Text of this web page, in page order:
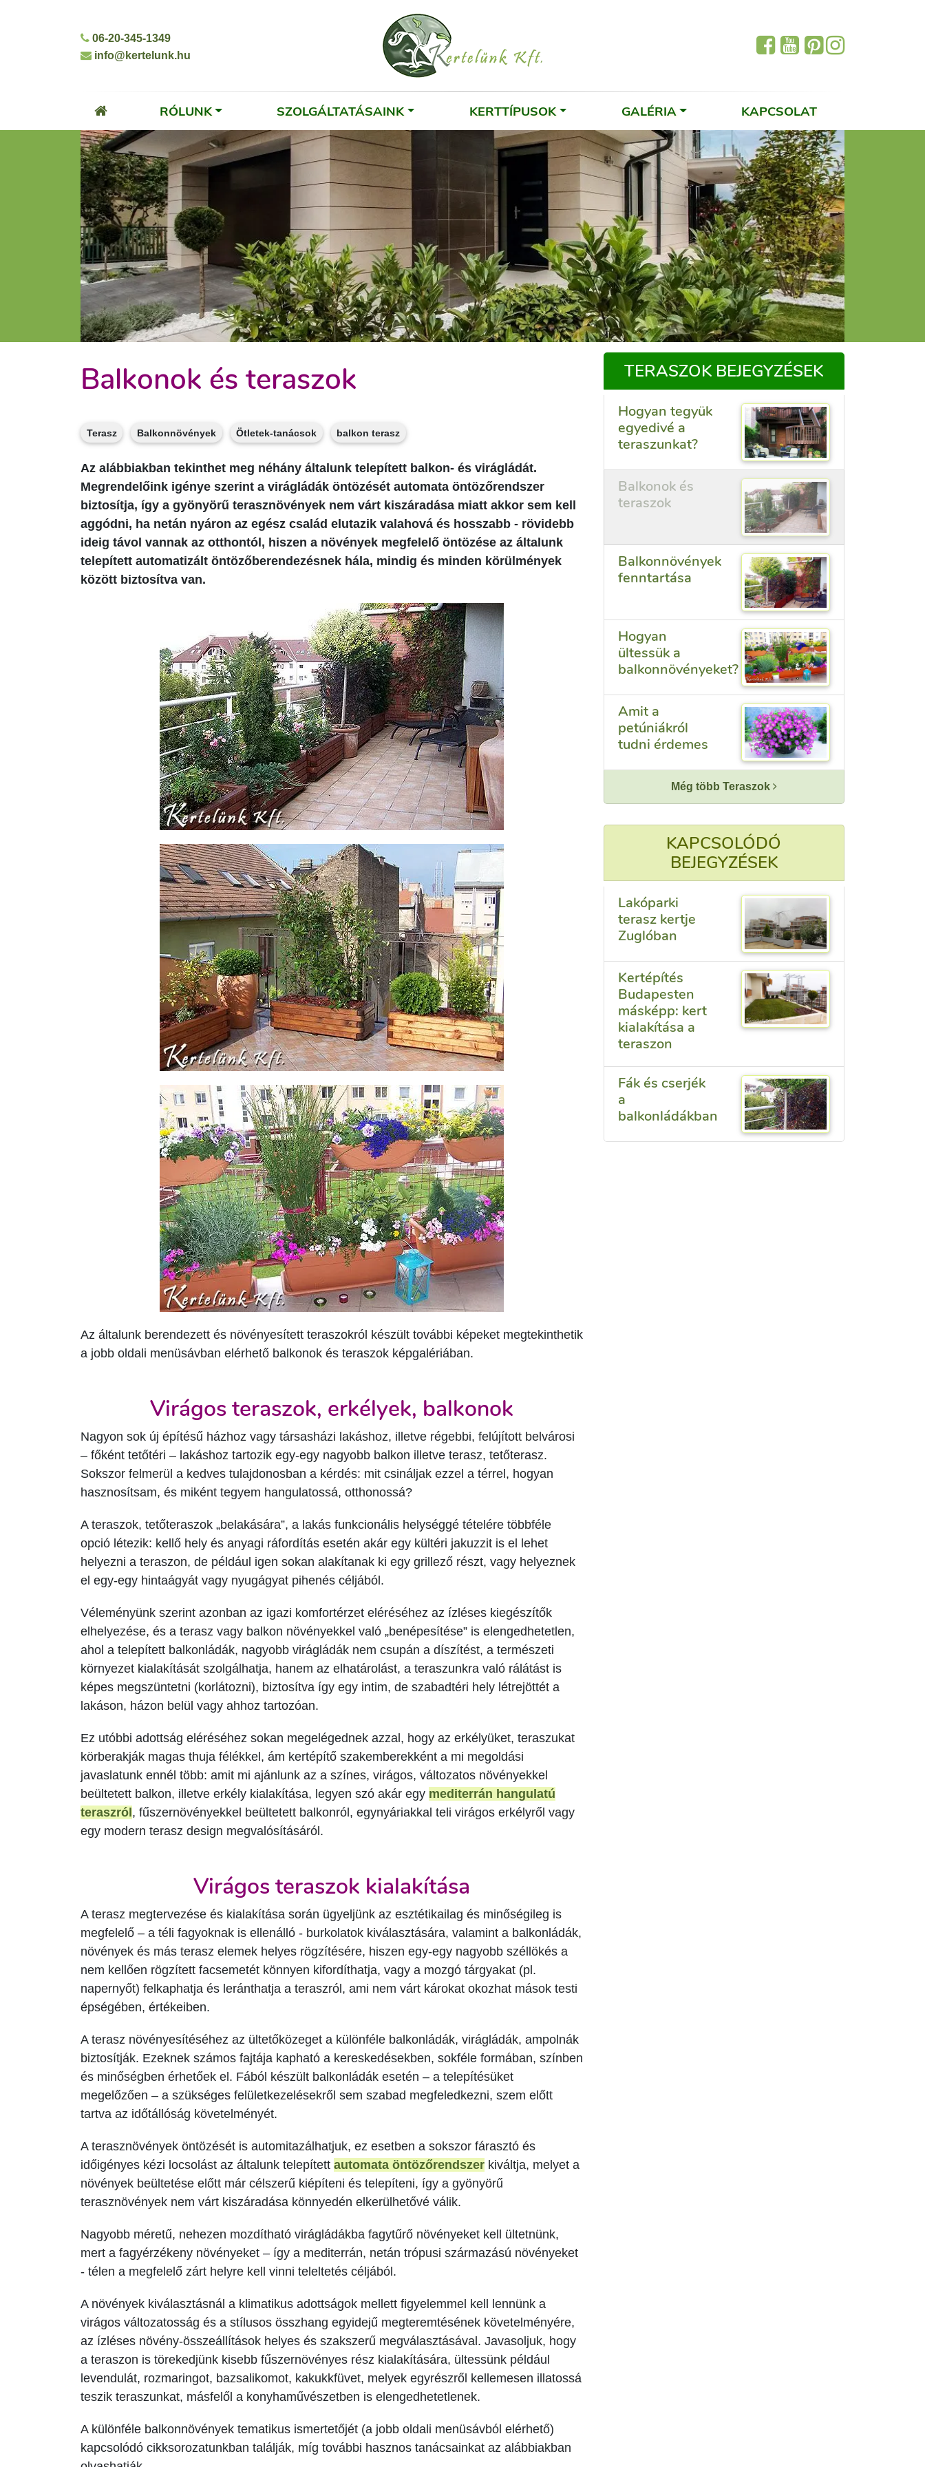
06-20-345-1349
info@kertelunk.hu
RÓLUNK SZOLGÁLTATÁSAINK KERTTÍPUSOK GALÉRIA KAPCSOLAT
Balkonok és teraszok
Terasz Balkonnövények Ötletek-tanácsok balkon terasz
Az alábbiakban tekinthet meg néhány általunk telepített balkon- és virágládát.
Megrendelőink igénye szerint a virágládák öntözését automata öntözőrendszer
biztosítja, így a gyönyörű terasznövények nem várt kiszáradása miatt akkor sem kell
aggódni, ha netán nyáron az egész család elutazik valahová és hosszabb - rövidebb
ideig távol vannak az otthontól, hiszen a növények megfelelő öntözése az általunk
telepített automatizált öntözőberendezésnek hála, mindig és minden körülmények
között biztosítva van.
Az általunk berendezett és növényesített teraszokról készült további képeket megtekinthetik
a jobb oldali menüsávban elérhető balkonok és teraszok képgalériában.
Virágos teraszok, erkélyek, balkonok
Nagyon sok új építésű házhoz vagy társasházi lakáshoz, illetve régebbi, felújított belvárosi
– főként tetőtéri – lakáshoz tartozik egy-egy nagyobb balkon illetve terasz, tetőterasz.
Sokszor felmerül a kedves tulajdonosban a kérdés: mit csináljak ezzel a térrel, hogyan
hasznosítsam, és miként tegyem hangulatossá, otthonossá?
A teraszok, tetőteraszok „belakására”, a lakás funkcionális helységgé tételére többféle
opció létezik: kellő hely és anyagi ráfordítás esetén akár egy kültéri jakuzzit is el lehet
helyezni a teraszon, de például igen sokan alakítanak ki egy grillező részt, vagy helyeznek
el egy-egy hintaágyát vagy nyugágyat pihenés céljából.
Véleményünk szerint azonban az igazi komfortérzet eléréséhez az ízléses kiegészítők
elhelyezése, és a terasz vagy balkon növényekkel való „benépesítése” is elengedhetetlen,
ahol a telepített balkonládák, nagyobb virágládák nem csupán a díszítést, a természeti
környezet kialakítását szolgálhatja, hanem az elhatárolást, a teraszunkra való rálátást is
képes megszüntetni (korlátozni), biztosítva így egy intim, de szabadtéri hely létrejöttét a
lakáson, házon belül vagy ahhoz tartozóan.
Ez utóbbi adottság eléréséhez sokan megelégednek azzal, hogy az erkélyüket, teraszukat
körberakják magas thuja félékkel, ám kertépítő szakemberekként a mi megoldási
javaslatunk ennél több: amit mi ajánlunk az a színes, virágos, változatos növényekkel
beültetett balkon, illetve erkély kialakítása, legyen szó akár egy mediterrán hangulatú
teraszról, fűszernövényekkel beültetett balkonról, egynyáriakkal teli virágos erkélyről vagy
egy modern terasz design megvalósításáról.
Virágos teraszok kialakítása
A terasz megtervezése és kialakítása során ügyeljünk az esztétikailag és minőségileg is
megfelelő – a téli fagyoknak is ellenálló - burkolatok kiválasztására, valamint a balkonládák,
növények és más terasz elemek helyes rögzítésére, hiszen egy-egy nagyobb széllökés a
nem kellően rögzített facsemetét könnyen kifordíthatja, vagy a mozgó tárgyakat (pl.
napernyőt) felkaphatja és leránthatja a teraszról, ami nem várt károkat okozhat mások testi
épségében, értékeiben.
A terasz növényesítéséhez az ültetőközeget a különféle balkonládák, virágládák, ampolnák
biztosítják. Ezeknek számos fajtája kapható a kereskedésekben, sokféle formában, színben
és minőségben érhetőek el. Fából készült balkonládák esetén – a telepítésüket
megelőzően – a szükséges felületkezelésekről sem szabad megfeledkezni, szem előtt
tartva az időtállóság követelményét.
A terasznövények öntözését is automitazálhatjuk, ez esetben a sokszor fárasztó és
időigényes kézi locsolást az általunk telepített automata öntözőrendszer kiváltja, melyet a
növények beültetése előtt már célszerű kiépíteni és telepíteni, így a gyönyörű
terasznövények nem várt kiszáradása könnyedén elkerülhetővé válik.
Nagyobb méretű, nehezen mozdítható virágládákba fagytűrő növényeket kell ültetnünk,
mert a fagyérzékeny növényeket – így a mediterrán, netán trópusi származású növényeket
- télen a megfelelő zárt helyre kell vinni teleltetés céljából.
A növények kiválasztásnál a klimatikus adottságok mellett figyelemmel kell lennünk a
virágos változatosság és a stílusos összhang egyidejű megteremtésének követelményére,
az ízléses növény-összeállítások helyes és szakszerű megválasztásával. Javasoljuk, hogy
a teraszon is törekedjünk kisebb fűszernövényes rész kialakítására, ültessünk például
levendulát, rozmaringot, bazsalikomot, kakukkfüvet, melyek egyrészről kellemesen illatossá
teszik teraszunkat, másfelől a konyhaművészetben is elengedhetetlenek.
A különféle balkonnövények tematikus ismertetőjét (a jobb oldali menüsávból elérhető)
kapcsolódó cikksorozatunkban találják, míg további hasznos tanácsainkat az alábbiakban
TERASZOK BEJEGYZÉSEK
Hogyan tegyük
egyedivé a
teraszunkat?
Balkonok és
teraszok
Balkonnövények
fenntartása
Hogyan
ültessük a
balkonnövényeket?
Amit a
petúniákról
tudni érdemes
Még több Teraszok
KAPCSOLÓDÓ
BEJEGYZÉSEK
Lakóparki
terasz kertje
Zuglóban
Kertépítés
Budapesten
másképp: kert
kialakítása a
teraszon
Fák és cserjék
a
balkonládákban